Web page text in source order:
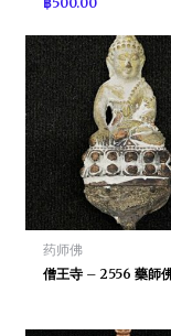
药师佛
僧王寺 – 2556 藥師